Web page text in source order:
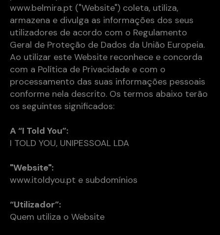
www.belmira.pt ("Website") coleta, utiliza,
armazena e divulga as informações dos seus
utilizadores de acordo com o Regulamento
Geral de Proteção de Dados da União Europeia.
Ao utilizar este Website reconhece e concorda
com a Política de Privacidade e com o
processamento das suas informações pessoais
conforme nela descrito. Os termos abaixo terão
os seguintes significados:
A “I Told You”:
I TOLD YOU, UNIPESSOAL LDA
"Website":
www.itoldyou.pt e subdomínios
“Utilizador”:
Quem utiliza o Website